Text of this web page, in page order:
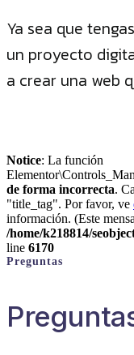
Ya sea que
un proyecto
a crear una web
Notice: La función
de forma incorrecta.
"title_tag". Por favor, ve
información. (Este
/home/k218814/
line 6170
Preguntas